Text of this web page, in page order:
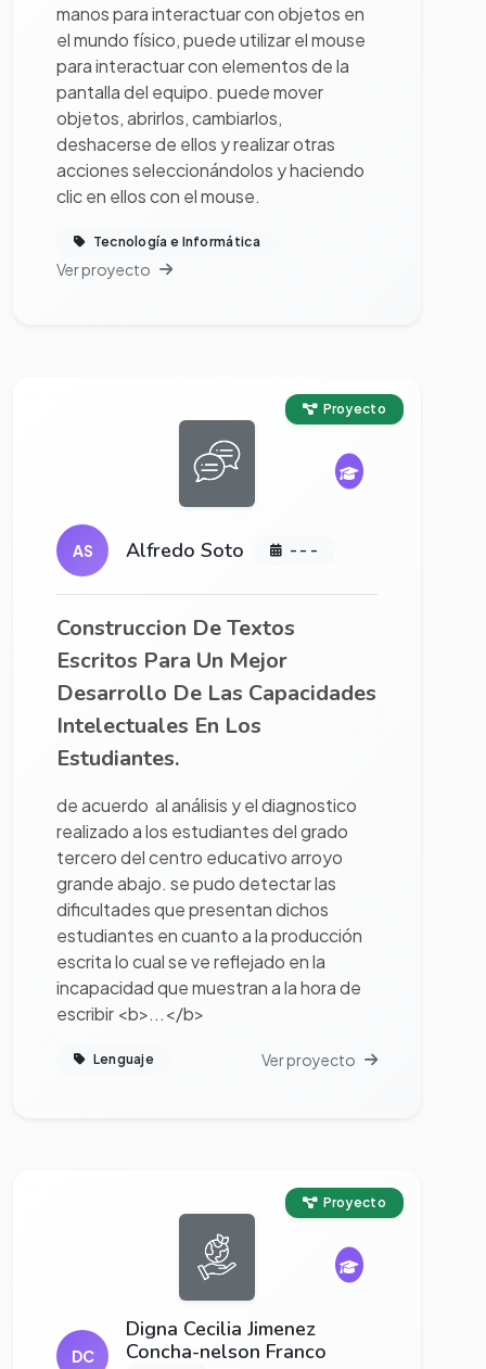
manos para interactuar con objetos en
el mundo físico, puede utilizar el mouse
para interactuar con elementos de la
pantalla del equipo. puede mover
objetos, abrirlos, cambiarlos,
deshacerse de ellos y realizar otras
acciones seleccionándolos y haciendo
clic en ellos con el mouse.
Tecnología e Informática
Ver proyecto
Proyecto
AS Alfredo Soto - - -
Construccion De Textos
Escritos Para Un Mejor
Desarrollo De Las Capacidades
Intelectuales En Los
Estudiantes.
de acuerdo al análisis y el diagnostico
realizado a los estudiantes del grado
tercero del centro educativo arroyo
grande abajo. se pudo detectar las
dificultades que presentan dichos
estudiantes en cuanto a la producción
escrita lo cual se ve reflejado en la
incapacidad que muestran a la hora de
escribir <b>...</b>
Lenguaje Ver proyecto
Proyecto
DC
Digna Cecilia Jimenez
Concha-nelson Franco